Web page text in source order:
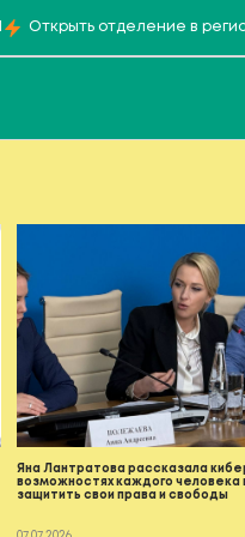
Открыть отделение в
Яна Лантратова рассказала
возможностях каждого человека
защитить свои права и свободы